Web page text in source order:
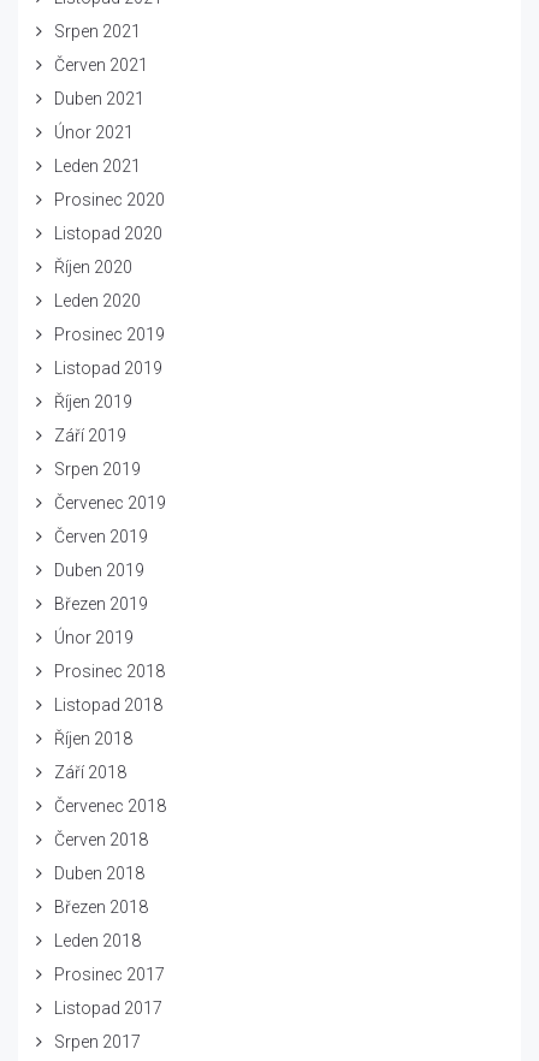
Srpen 2021
Červen 2021
Duben 2021
Únor 2021
Leden 2021
Prosinec 2020
Listopad 2020
Říjen 2020
Leden 2020
Prosinec 2019
Listopad 2019
Říjen 2019
Září 2019
Srpen 2019
Červenec 2019
Červen 2019
Duben 2019
Březen 2019
Únor 2019
Prosinec 2018
Listopad 2018
Říjen 2018
Září 2018
Červenec 2018
Červen 2018
Duben 2018
Březen 2018
Leden 2018
Prosinec 2017
Listopad 2017
Srpen 2017